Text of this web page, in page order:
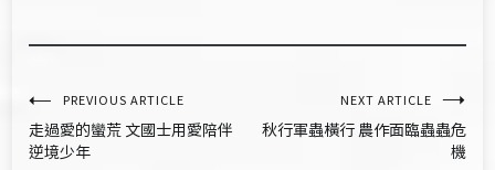
文
章
PREVIOUS ARTICLE
走過愛的蠻荒 文國士用愛陪伴
逆境少年
NEXT ARTICLE
秋行軍蟲橫行 農作面臨蟲蟲危
機